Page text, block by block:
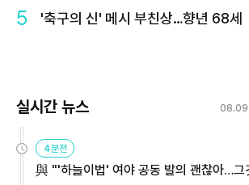
5 '축구의 신' 메시 부친상…향년 68세
실시간 뉴스 08.09
4분전
與 "'하늘이법' 여야 공동 발의 괜찮아…그